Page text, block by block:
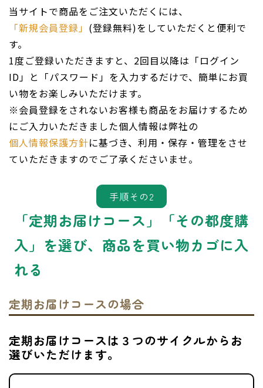
当サイトで商品をご注文いただくには、
「新規会員登録」 (登録無料)をしていただくと便利で
す。
1度ご登録いただきますと、2回目以降は「ログイン
ID」と「パスワード」を入力するだけで、簡単にお買
い物をお楽しみいただけます。
※会員登録をされないお客様も商品をお届けするため
にご入力いただきました個人情報は弊社の
個人情報保護方針に基づき、利用・保存・管理をさせ
ていただきますのでご了承くださいませ。
手順その2
「定期お届けコース」「その都度購
入」を選び、商品を買い物カゴに入
れる
定期お届けコースの場合
定期お届けコースは３つのサイクルからお
選びいただけます。